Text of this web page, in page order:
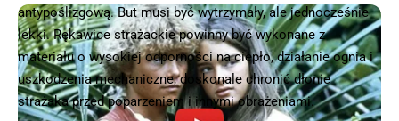
antypoślizgową. But musi być wytrzymały, ale jednocześnie
lekki. Rękawice strażackie powinny być wykonane z
materiału o wysokiej odporności na ciepło, działanie ognia i
uszkodzenia mechaniczne, doskonale chronić dłonie
strażaka przed poparzeniem i innymi obrażeniami.